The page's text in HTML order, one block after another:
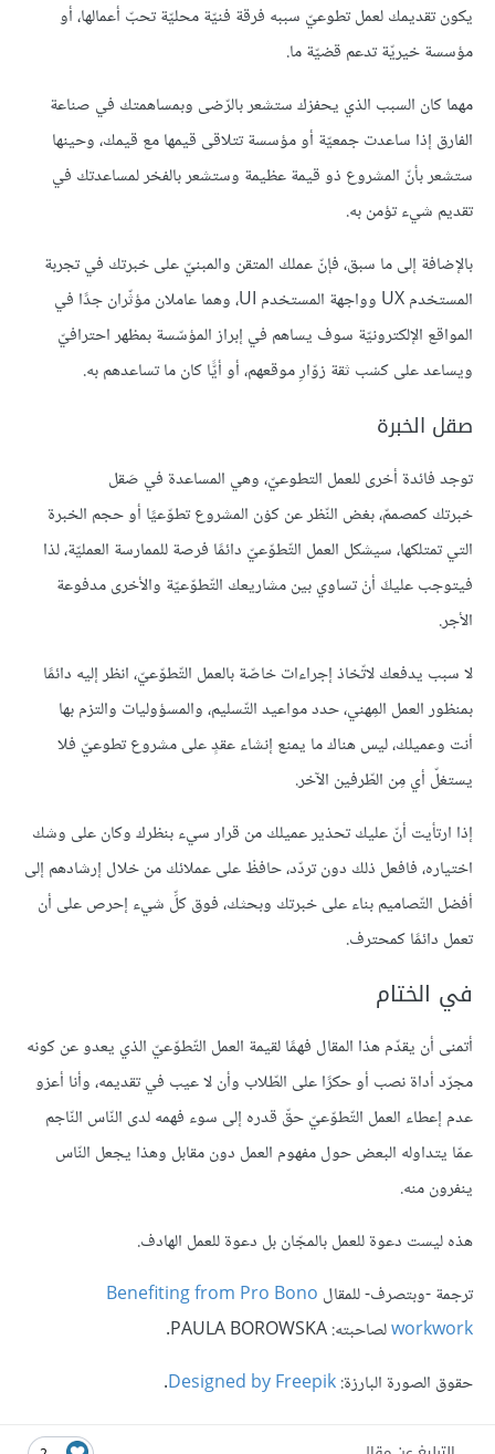
يكون تقديمك لعمل تطوعيّ سببه فرقة فنيّة محليّة تحبّ أعمالها، أو
مؤسسة خيريّة تدعم قضيّة ما.
مهما كان السبب الذي يحفزك ستشعر بالرّضى وبمساهمتك في صناعة
الفارق إذا ساعدت جمعيّة أو مؤسسة تتلاقى قيمها مع قيمك، وحينها
ستشعر بأنّ المشروع ذو قيمة عظيمة وستشعر بالفخر لمساعدتك في
تقديم شيء تؤمن به.
بالإضافة إلى ما سبق، فإنّ عملك المتقن والمبنيّ على خبرتك في تجربة
المستخدم UX وواجهة المستخدم UI، وهما عاملان مؤثّران جدًا في
المواقع الإلكترونيّة سوف يساهم في إبراز المؤسّسة بمظهر احترافيّ
ويساعد على كسْب ثقة زوّارِ موقعهم، أو أيًّا كان ما تساعدهم به.
صقل الخبرة
توجد فائدة أخرى للعمل التطوعيّ، وهي المساعدة في صَقل
خبرتك كمصممّ، بغض النّظر عن كوْن المشروع تطوّعيًا أو حجم الخبرة
التي تمتلكها، سيشكل العمل التّطوّعيّ دائمًا فرصة للممارسة العمليّة، لذا
فيتوجب عليكَ أنْ تساوي بين مشاريعك التّطوّعيّة والأخرى مدفوعة
الأجر.
لا سبب يدفعك لاتّخاذ إجراءات خاصّة بالعمل التّطوّعيّ، انظر إليه دائمًا
بمنظور العمل المِهني، حدد مواعيد التّسليم، والمسؤوليات والتزم بها
أنت وعميلك، ليس هناك ما يمنع إنشاء عقدٍ على مشروع تطوعيّ فلا
يستغلّ أي مِن الطّرفين الآخر.
إذا ارتأيت أنّ عليك تحذير عميلك من قرار سيء بنظرك وكان على وشك
اختياره، فافعل ذلك دون تردّد، حافظْ على عملائك من خلال إرشادهم إلى
أفضل التّصاميم بناء على خبرتك وبحثك، فوق كلِّ شيء إحرص على أن
تعمل دائمًا كمحترف.
في الختام
أتمنى أن يقدّم هذا المقال فهمًا لقيمة العمل التّطوّعيّ الذي يعدو عن كونه
مجرّد أداة نصب أو حكرًا على الطّلاب وأن لا عيب في تقديمه، وأنا أعزو
عدم إعطاء العمل التّطوّعيّ حقّ قدره إلى سوء فهمه لدى النّاس النّاجم
عمّا يتداوله البعض حول مفهوم العمل دون مقابل وهذا يجعل النّاس
ينفرون منه.
هذه ليست دعوة للعمل بالمجّان بل دعوة للعمل الهادف.
ترجمة -وبتصرف- للمقال Benefiting from Pro Bono
workworkلصاحبته: PAULA BOROWSKA.
حقوق الصورة البارزة:Designed by Freepik
.